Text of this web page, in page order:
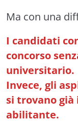
Ma con una
I candidati
concorso
universitario.
Invece, gli
si trovano
abilitante.